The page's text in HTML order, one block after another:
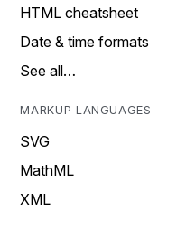
HTML cheatsheet
Date & time formats
See all…
MARKUP LANGUAGES
SVG
MathML
XML